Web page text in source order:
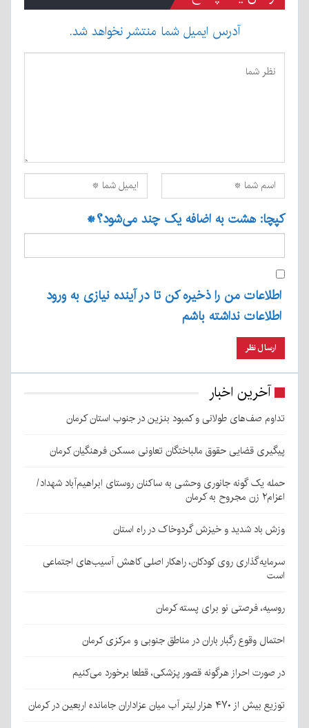
آدرس ایمیل شما منتشر نخواهد شد.
کپچا: هشت به اضافه یک چند می‌شود؟*
اطلاعات من را ذخیره کن تا در آینده نیازی به ورود
اطلاعات نداشته باشم
آخرین اخبار
تداوم صف‌های طولانی و کمبود بنزین در جنوب استان کرمان
پیگیری قضایی حقوق مالباختگان تعاونی مسکن فرهنگیان کرمان
حمله یک گونه جانوری وحشی به ساکنان روستای ابراهیم‌آباد شهداد/
اعزام۲ زن مجروح به کرمان
وزش باد شدید و خیزش گردوخاک در راه استان
سرمایه‌گذاری روی کودکان، راهکار اصلی کاهش آسیب‌های اجتماعی
است
روسیه، فرصتی نو برای پسته کرمان
احتمال وقوع رگبار باران در مناطق جنوبی و مرکزی کرمان
در صورت احراز هرگونه قصور پزشکی، قطعا برخورد می‌کنیم
توزیع بیش از ۴۷۰ هزار لیتر آب میان عزاداران جامانده اربعین در کرمان